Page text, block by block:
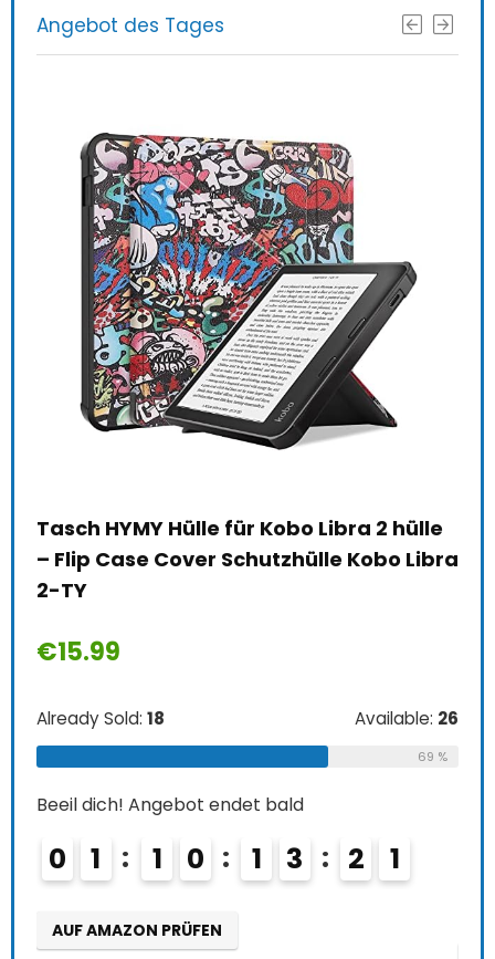
Angebot des Tages
Tasch HYMY Hülle für Kobo Libra 2 hülle
– Flip Case Cover Schutzhülle Kobo Libra
2-TY
€15.99
Already Sold: 18 Available: 26
69 %
Beeil dich! Angebot endet bald
0 1 1 0 1 3 1
2 9
0
AUF AMAZON PRÜFEN